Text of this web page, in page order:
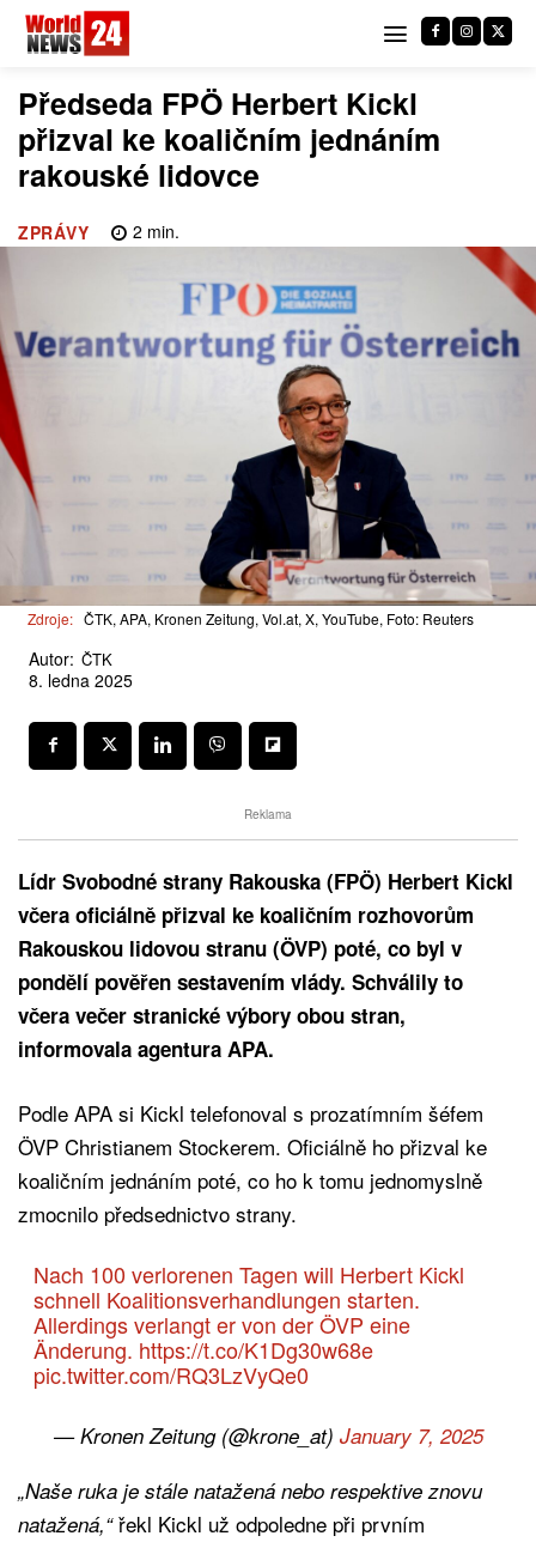
Předseda FPÖ Herbert Kickl
přizval ke koaličním jednáním
rakouské lidovce
ZPRÁVY 2 min.
Zdroje: ČTK, APA, Kronen Zeitung, Vol.at, X, YouTube, Foto: Reuters
Autor: ČTK
8. ledna 2025
Reklama
Lídr Svobodné strany Rakouska (FPÖ) Herbert Kickl
včera oficiálně přizval ke koaličním rozhovorům
Rakouskou lidovou stranu (ÖVP) poté, co byl v
pondělí pověřen sestavením vlády. Schválily to
včera večer stranické výbory obou stran,
informovala agentura APA.
Podle APA si Kickl telefonoval s prozatímním šéfem
ÖVP Christianem Stockerem. Oficiálně ho přizval ke
koaličním jednáním poté, co ho k tomu jednomyslně
zmocnilo předsednictvo strany.
Nach 100 verlorenen Tagen will Herbert Kickl
schnell Koalitionsverhandlungen starten.
Allerdings verlangt er von der ÖVP eine
Änderung. https://t.co/K1Dg30w68e
pic.twitter.com/RQ3LzVyQe0
— Kronen Zeitung (@krone_at) January 7, 2025
„Naše ruka je stále natažená nebo respektive znovu
natažená,“řekl Kickl už odpoledne při prvním